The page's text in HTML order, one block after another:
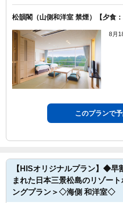
松韻閣（山側和洋室 禁煙）【夕食
8月
このプランで
【HISオリジナルプラン】◆
まれた日本三景松島のリゾー
ングプラン＞◇海側 和洋室◇